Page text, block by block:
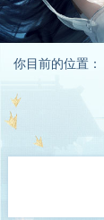
你目前的位置：